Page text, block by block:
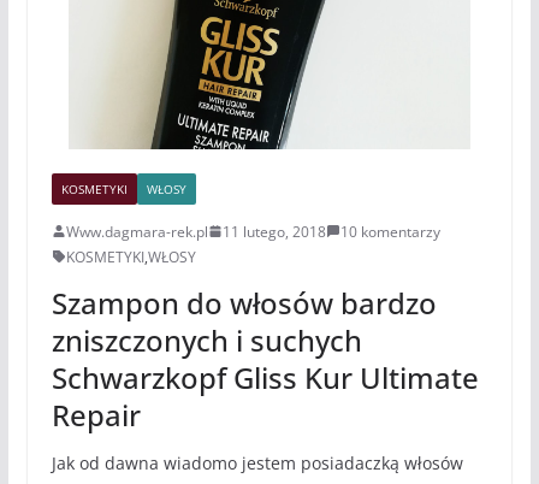
KOSMETYKI WŁOSY
Www.dagmara-rek.pl 11 lutego, 2018
10 komentarzy
KOSMETYKI,WŁOSY
Szampon do włosów bardzo
zniszczonych i suchych
Schwarzkopf Gliss Kur Ultimate
Repair
Jak od dawna wiadomo jestem posiadaczką włosów